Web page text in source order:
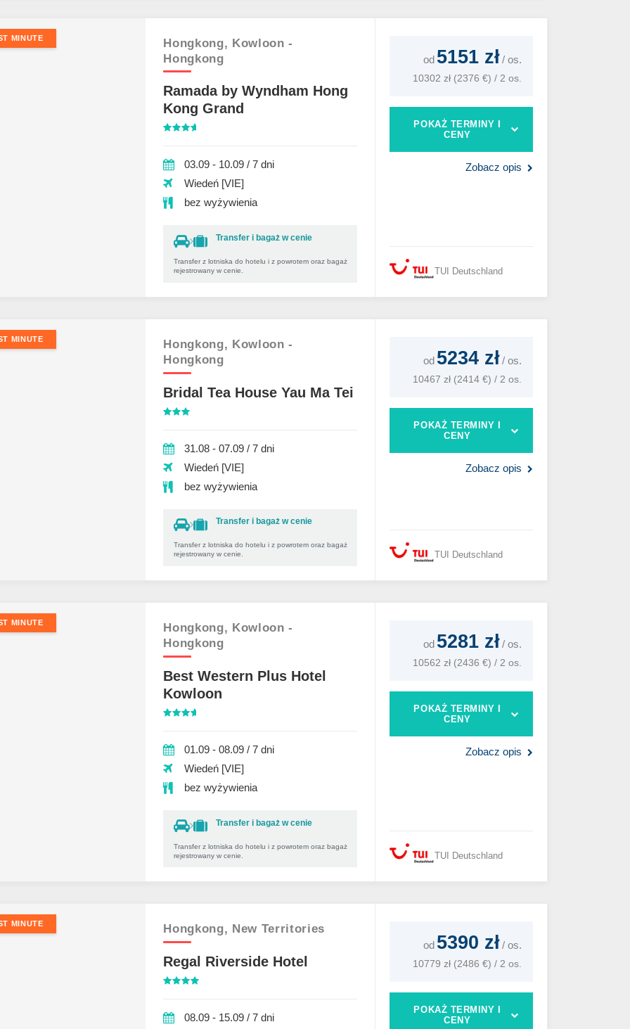
MINUTE Hongkong, Kowloon -
Hongkong
Ramada by Wyndham Hong
Kong Grand
03.09 - 10.09 / 7 dni
Wiedeń [VIE]
bez wyżywienia
Transfer i bagaż w cenie
Transfer z lotniska do hotelu i z powrotem oraz bagaż
rejestrowany w cenie.
od 5151 zł/ os.
10302 zł (2376 €) / 2 os.
POKAŻ TERMINY I
CENY
Zobacz opis
TUI Deutschland
MINUTE Hongkong, Kowloon -
Hongkong
Bridal Tea House Yau Ma Tei
31.08 - 07.09 / 7 dni
Wiedeń [VIE]
bez wyżywienia
Transfer i bagaż w cenie
Transfer z lotniska do hotelu i z powrotem oraz bagaż
rejestrowany w cenie.
od 5234 zł/ os.
10467 zł (2414 €) / 2 os.
POKAŻ TERMINY I
CENY
Zobacz opis
TUI Deutschland
MINUTE Hongkong, Kowloon -
Hongkong
Best Western Plus Hotel
Kowloon
01.09 - 08.09 / 7 dni
Wiedeń [VIE]
bez wyżywienia
Transfer i bagaż w cenie
Transfer z lotniska do hotelu i z powrotem oraz bagaż
rejestrowany w cenie.
od 5281 zł/ os.
10562 zł (2436 €) / 2 os.
POKAŻ TERMINY I
CENY
Zobacz opis
TUI Deutschland
MINUTE Hongkong, New Territories
Regal Riverside Hotel
08.09 - 15.09 / 7 dni
od 5390 zł/ os.
10779 zł (2486 €) / 2 os.
POKAŻ TERMINY I
CENY